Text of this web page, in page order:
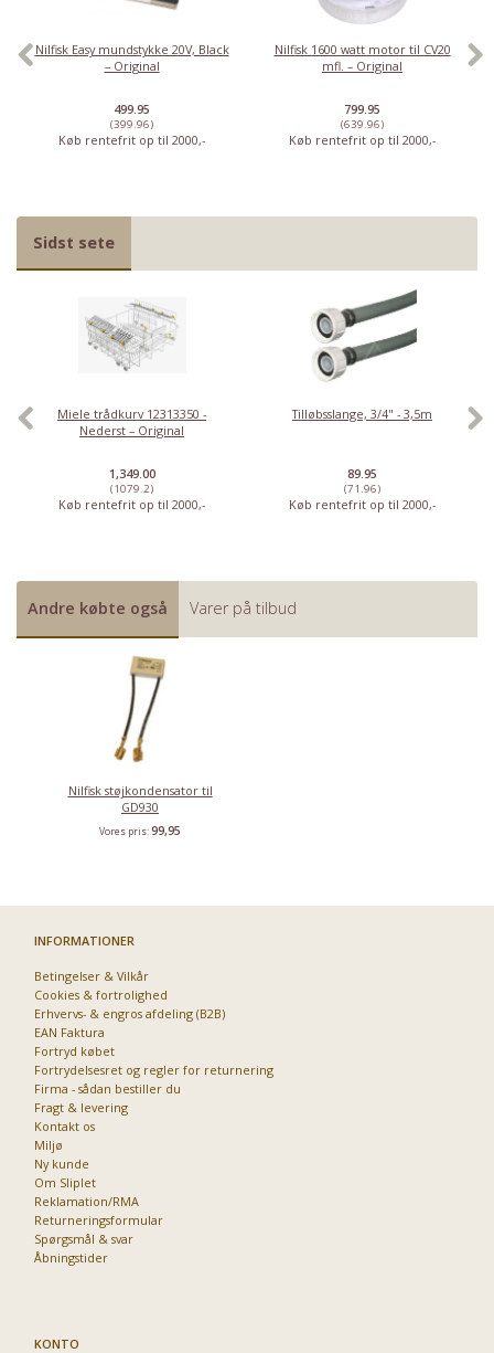
Nilfisk Easy mundstykke 20V, Black
– Original
499.95
(399.96)
Køb rentefrit op til 2000,-
Nilfisk 1600 watt motor til CV20
mfl. – Original
799.95
(639.96)
Køb rentefrit op til 2000,-
Sidst sete
Miele trådkurv 12313350 -
Nederst – Original
1,349.00
(1079.2)
Køb rentefrit op til 2000,-
Tilløbsslange, 3/4" - 3,5m
89.95
(71.96)
Køb rentefrit op til 2000,-
Andre købte også Varer på tilbud
Nilfisk støjkondensator til
GD930
Vores pris:99,95
INFORMATIONER
Betingelser & Vilkår
Cookies & fortrolighed
Erhvervs- & engros afdeling (B2B)
EAN Faktura
Fortryd købet
Fortrydelsesret og regler for returnering
Firma - sådan bestiller du
Fragt & levering
Kontakt os
Miljø
Ny kunde
Om Sliplet
Reklamation/RMA
Returneringsformular
Spørgsmål & svar
Åbningstider
KONTO